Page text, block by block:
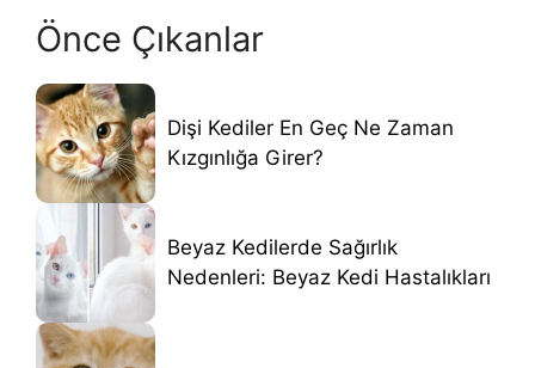
Önce Çıkanlar
Dişi Kediler En Geç Ne Zaman
Kızgınlığa Girer?
Beyaz Kedilerde Sağırlık
Nedenleri: Beyaz Kedi Hastalıkları